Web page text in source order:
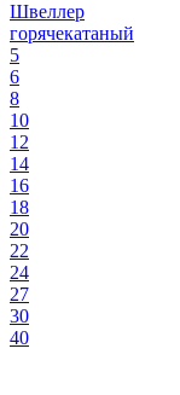
Швеллер
горячекатаный
5
6
8
10
12
14
16
18
20
22
24
27
30
40